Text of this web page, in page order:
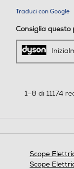
250 mm
1L'autonomia
aspirazione 1
FC136
Traduci con Google
Consiglia
1–8 di 11174
Scope
Scope